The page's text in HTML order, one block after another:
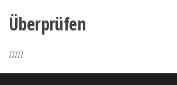
Überprüfen
zzzzz